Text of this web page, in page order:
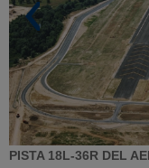
PISTA 18L-36R DEL